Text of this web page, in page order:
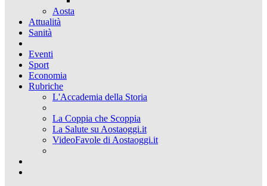
Aosta
Attualità
Sanità
Eventi
Sport
Economia
Rubriche
L'Accademia della Storia
La Coppia che Scoppia
La Salute su Aostaoggi.it
VideoFavole di Aostaoggi.it